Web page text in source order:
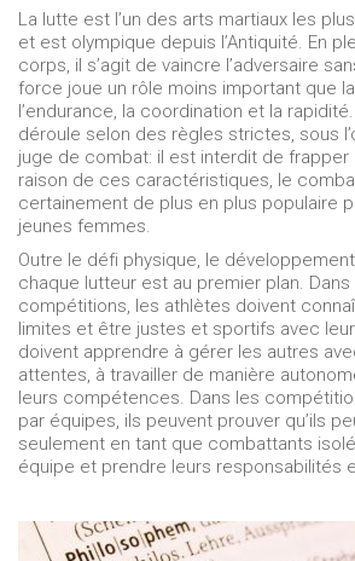
La lutte est l’un des arts martiaux les
et est olympique depuis l’Antiquité. En
corps, il s’agit de vaincre l’adversaire
force joue un rôle moins important que
l’endurance, la coordination et la
déroule selon des règles strictes, sous
juge de combat: il est interdit de frapper
raison de ces caractéristiques, le
certainement de plus en plus populaire
jeunes femmes.
Outre le défi physique, le
chaque lutteur est au premier plan. Dans
compétitions, les athlètes doivent
limites et être justes et sportifs avec
doivent apprendre à gérer les autres
attentes, à travailler de manière
leurs compétences. Dans les
par équipes, ils peuvent prouver qu’ils
seulement en tant que combattants
équipe et prendre leurs responsabilités